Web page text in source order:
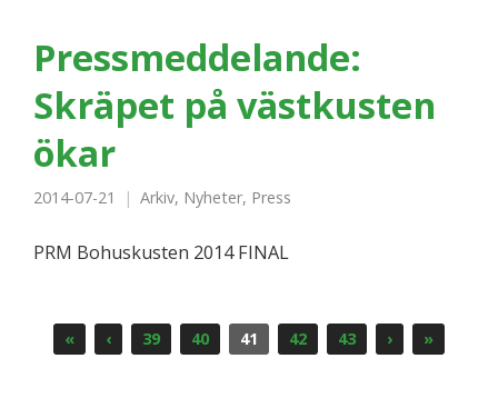
Pressmeddelande:
Skräpet på västkusten
ökar
2014-07-21 Arkiv, Nyheter, Press
PRM Bohuskusten 2014 FINAL
« ‹ 39 40 41 42 43 › »